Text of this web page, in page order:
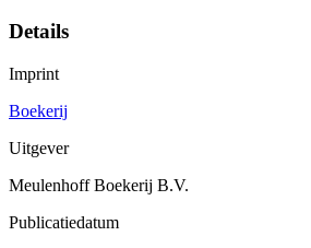
Details
Imprint
Boekerij
Uitgever
Meulenhoff Boekerij B.V.
Publicatiedatum